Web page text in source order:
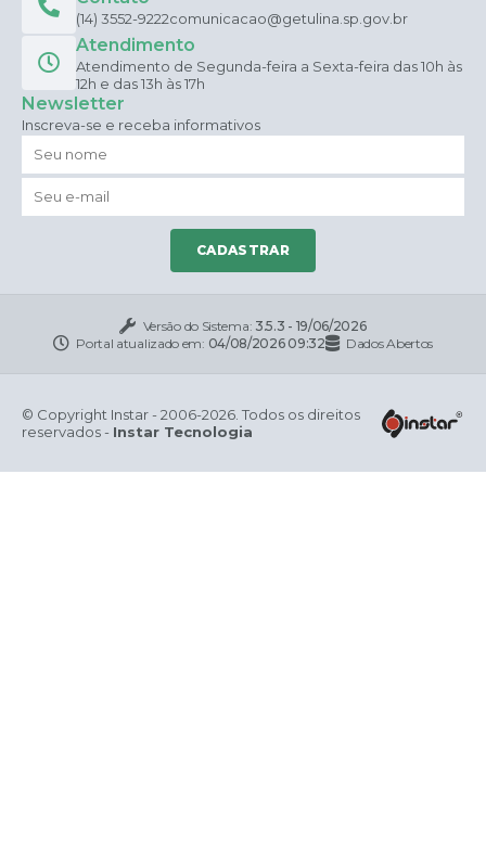
(14) 3552-9222comunicacao@getulina.sp.gov.br
Atendimento
Atendimento de Segunda-feira a Sexta-feira das 10h às
12h e das 13h às 17h
Newsletter
Inscreva-se e receba informativos
CADASTRAR
Versão do Sistema: 3.5.3 - 19/06/2026
Portal atualizado em: 04/08/2026 09:32 Dados Abertos
© Copyright Instar - 2006-2026. Todos os direitos
reservados - Instar Tecnologia